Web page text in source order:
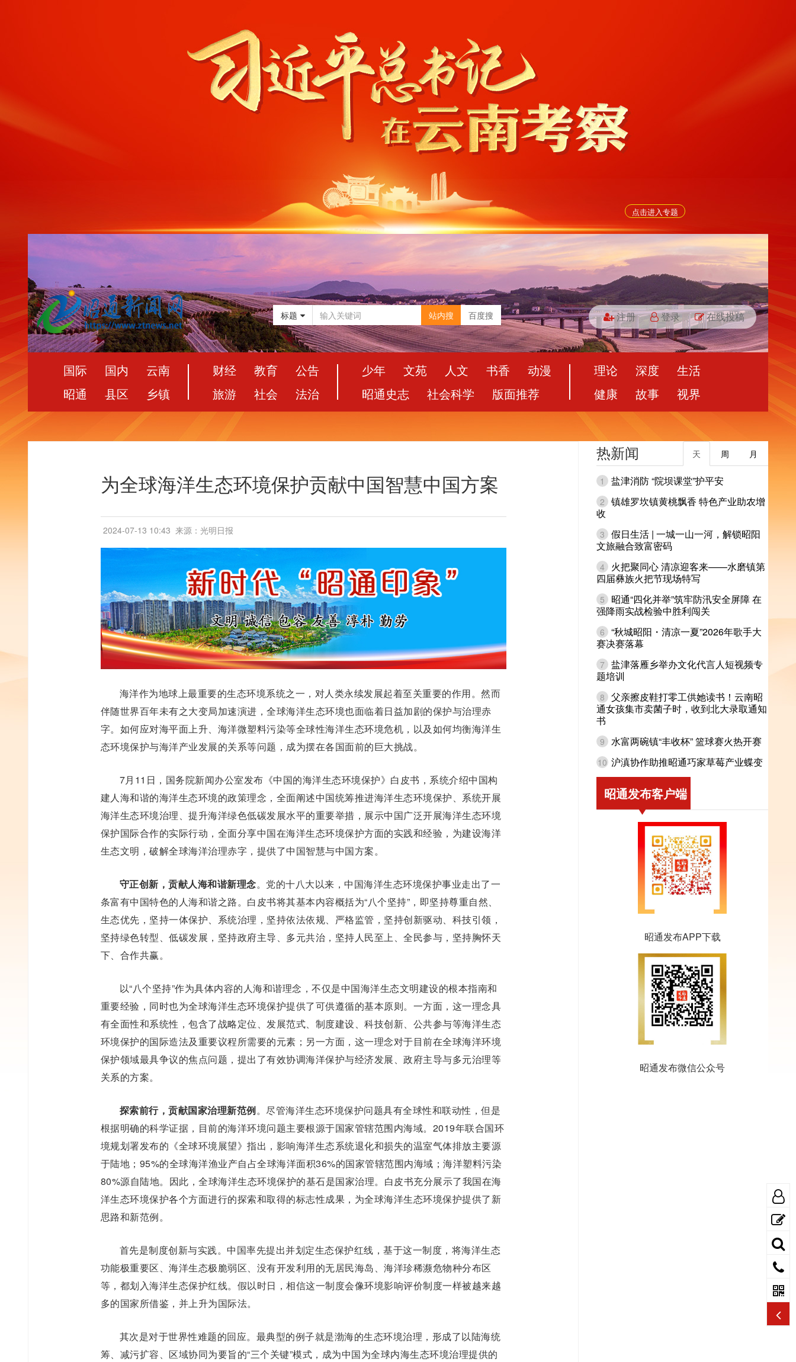
点击进入专题
标题 站内搜 百度搜 注册 登录 在线投稿
国际 国内
云南
昭通
县区 乡镇
财经 教育
公告
旅游
社会 法治
少年 文苑 人文 书香
动漫
昭通史志
社会科学 版面推荐
理论 深度
生活
健康
故事 视界
为全球海洋生态环境保护贡献中国智慧中国方案
2024-07-13 10:43 来源：光明日报
海洋作为地球上最重要的生态环境系统之一，对人类永续发展起着至关重要的作用。然而
伴随世界百年未有之大变局加速演进，全球海洋生态环境也面临着日益加剧的保护与治理赤
字。如何应对海平面上升、海洋微塑料污染等全球性海洋生态环境危机，以及如何均衡海洋生
态环境保护与海洋产业发展的关系等问题，成为摆在各国面前的巨大挑战。
7月11日，国务院新闻办公室发布《中国的海洋生态环境保护》白皮书，系统介绍中国构
建人海和谐的海洋生态环境的政策理念，全面阐述中国统筹推进海洋生态环境保护、系统开展
海洋生态环境治理、提升海洋绿色低碳发展水平的重要举措，展示中国广泛开展海洋生态环境
保护国际合作的实际行动，全面分享中国在海洋生态环境保护方面的实践和经验，为建设海洋
生态文明，破解全球海洋治理赤字，提供了中国智慧与中国方案。
守正创新，贡献人海和谐新理念。党的十八大以来，中国海洋生态环境保护事业走出了一
条富有中国特色的人海和谐之路。白皮书将其基本内容概括为“八个坚持”，即坚持尊重自然、
生态优先，坚持一体保护、系统治理，坚持依法依规、严格监管，坚持创新驱动、科技引领，
坚持绿色转型、低碳发展，坚持政府主导、多元共治，坚持人民至上、全民参与，坚持胸怀天
下、合作共赢。
以“八个坚持”作为具体内容的人海和谐理念，不仅是中国海洋生态文明建设的根本指南和
重要经验，同时也为全球海洋生态环境保护提供了可供遵循的基本原则。一方面，这一理念具
有全面性和系统性，包含了战略定位、发展范式、制度建设、科技创新、公共参与等海洋生态
环境保护的国际造法及重要议程所需要的元素；另一方面，这一理念对于目前在全球海洋环境
保护领域最具争议的焦点问题，提出了有效协调海洋保护与经济发展、政府主导与多元治理等
关系的方案。
探索前行，贡献国家治理新范例。尽管海洋生态环境保护问题具有全球性和联动性，但是
根据明确的科学证据，目前的海洋环境问题主要根源于国家管辖范围内海域。2019年联合国环
境规划署发布的《全球环境展望》指出，影响海洋生态系统退化和损失的温室气体排放主要源
于陆地；95%的全球海洋渔业产自占全球海洋面积36%的国家管辖范围内海域；海洋塑料污染
80%源自陆地。因此，全球海洋生态环境保护的基石是国家治理。白皮书充分展示了我国在海
洋生态环境保护各个方面进行的探索和取得的标志性成果，为全球海洋生态环境保护提供了新
思路和新范例。
首先是制度创新与实践。中国率先提出并划定生态保护红线，基于这一制度，将海洋生态
功能极重要区、海洋生态极脆弱区、没有开发利用的无居民海岛、海洋珍稀濒危物种分布区
等，都划入海洋生态保护红线。假以时日，相信这一制度会像环境影响评价制度一样被越来越
多的国家所借鉴，并上升为国际法。
其次是对于世界性难题的回应。最典型的例子就是渤海的生态环境治理，形成了以陆海统
筹、减污扩容、区域协同为要旨的“三个关键”模式，成为中国为全球内海生态环境治理提供的
热新闻 月
周
天
1 盐津消防 “院坝课堂”护平安
2 镇雄罗坎镇黄桃飘香 特色产业助农增
收
3 假日生活 | 一城一山一河，解锁昭阳
文旅融合致富密码
4
火把聚同心 清凉迎客来——水磨镇第
四届彝族火把节现场特写
5
昭通“四化并举”筑牢防汛安全屏障 在
强降雨实战检验中胜利闯关
6 “秋城昭阳・清凉一夏”2026年歌手大
赛决赛落幕
7 盐津落雁乡举办文化代言人短视频专
题培训
8 父亲擦皮鞋打零工供她读书！云南昭
通女孩集市卖菌子时，收到北大录取通知
书
9 水富两碗镇“丰收杯” 篮球赛火热开赛
10 沪滇协作助推昭通巧家草莓产业蝶变
昭通发布客户端
昭通发布APP下载
昭通发布微信公众号